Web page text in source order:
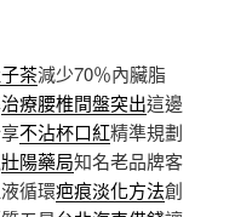
茶減少70％內臟脂
治療腰椎間盤突出這邊
不沾杯口紅精準規劃
壯陽藥局知名老品牌客
循環疤痕淡化方法創